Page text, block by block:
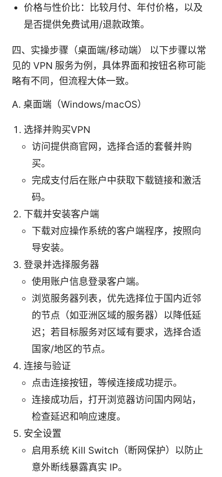
价格与性价比：比较月付、年付价格，以及
是否提供免费试用/退款政策。
四、实操步骤（桌面端/移动端） 以下步骤以常
见的 VPN 服务为例，具体界面和按钮名称可能
略有不同，但流程大体一致。
A. 桌面端（Windows/macOS）
选择并购买VPN
访问提供商官网，选择合适的套餐并购
买。
完成支付后在账户中获取下载链接和激活
码。
下载并安装客户端
下载对应操作系统的客户端程序，按照向
导安装。
登录并选择服务器
使用账户信息登录客户端。
浏览服务器列表，优先选择位于国内近邻
的节点（如亚洲区域的服务器）以降低延
迟；若目标服务对区域有要求，选择合适
国家/地区的节点。
连接与验证
点击连接按钮，等候连接成功提示。
连接成功后，打开浏览器访问国内网站，
检查延迟和响应速度。
安全设置
启用系统 Kill Switch（断网保护）以防止
意外断线暴露真实 IP。